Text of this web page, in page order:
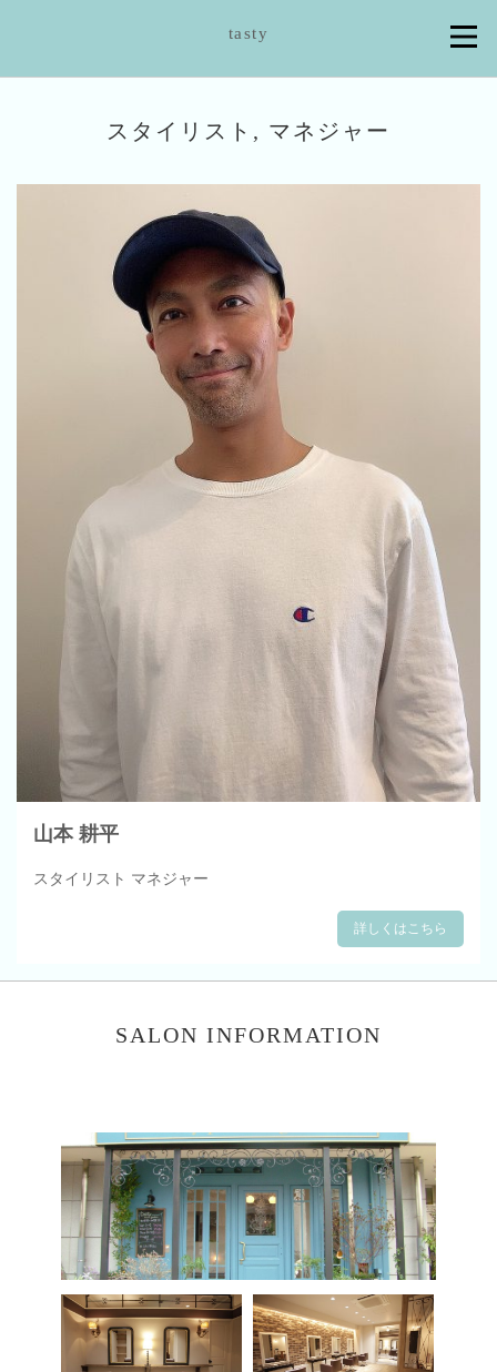
tasty
スタイリスト, マネジャー
山本 耕平
スタイリスト マネジャー
詳しくはこちら
SALON INFORMATION